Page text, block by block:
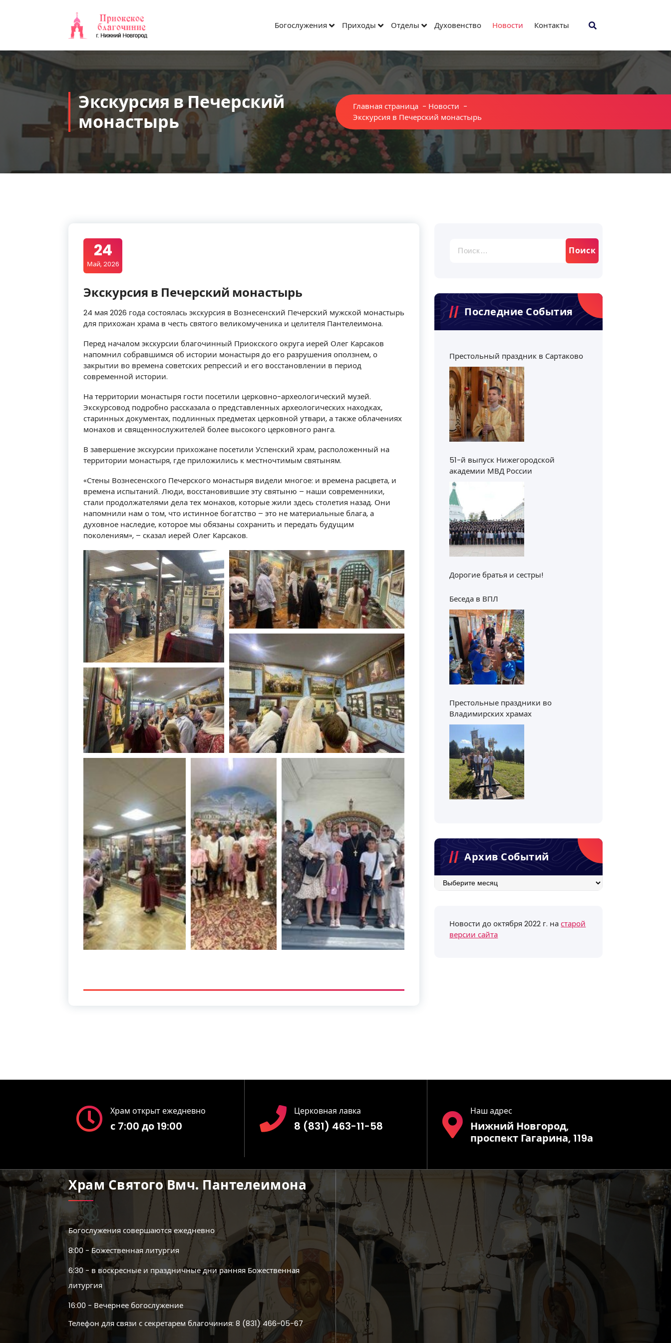
Богослужения Приходы Отделы Духовенство Новости Контакты
Экскурсия в Печерский
монастырь
Главная страница - Новости -
Экскурсия в Печерский монастырь
24
Май, 2026
Экскурсия в Печерский монастырь
24 мая 2026 года состоялась экскурсия в Вознесенский Печерский мужской монастырь
для прихожан храма в честь святого великомученика и целителя Пантелеимона.
Перед началом экскурсии благочинный Приокского округа иерей Олег Карсаков
напомнил собравшимся об истории монастыря до его разрушения оползнем, о
закрытии во времена советских репрессий и его восстановлении в период
современной истории.
На территории монастыря гости посетили церковно-археологический музей.
Экскурсовод подробно рассказала о представленных археологических находках,
старинных документах, подлинных предметах церковной утвари, а также облачениях
монахов и священнослужителей более высокого церковного ранга.
В завершение экскурсии прихожане посетили Успенский храм, расположенный на
территории монастыря, где приложились к местночтимым святыням.
«Стены Вознесенского Печерского монастыря видели многое: и времена расцвета, и
времена испытаний. Люди, восстановившие эту святыню – наши современники,
стали продолжателями дела тех монахов, которые жили здесь столетия назад. Они
напомнили нам о том, что истинное богатство – это не материальные блага, а
духовное наследие, которое мы обязаны сохранить и передать будущим
поколениям», – сказал иерей Олег Карсаков.
Последние События
Престольный праздник в Сартаково
51-й выпуск Нижегородской
академии МВД России
Дорогие братья и сестры!
Беседа в ВПЛ
Престольные праздники во
Владимирских храмах
Архив Событий
Архив
Новости до октября 2022 г. настарой
версии сайта
Храм открыт ежедневно
с 7:00 до 19:00
Церковная лавка
8 (831) 463-11-58
Наш адрес
Нижний Новгород,
проспект Гагарина, 119а
Храм Святого Вмч. Пантелеимона
Богослужения совершаются ежедневно
8:00 - Божественная литургия
6:30 - в воскресные и праздничные дни ранняя Божественная
литургия
16:00 - Вечернее богослужение
Телефон для связи с секретарем благочиния: 8 (831) 466-05-67